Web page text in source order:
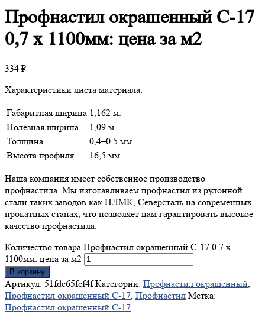
Профнастилокрашенный С-17
0,7 х 1100мм: цена за м2
334 ₽
Характеристики листа материала:
Габаритная ширина 1,162 м.
Полезная ширина
1,09 м.
Толщина
0,4–0,5 мм.
Высота профиля
16,5 мм.
Наша компания имеет собственное производство
профнастила. Мы изготавливаем профнастил из рулонной
стали таких заводов как НЛМК, Северсталь на современных
прокатных станах, что позволяет нам гарантировать высокое
качество профнастила.
Количество товара Профнастил окрашенный С-17 0,7 х
1100мм: цена за м2
В корзину
Артикул: 51fdc65fcf4f Категории: Профнастил окрашенный,
Профнастил окрашенный С-17, Профнастил Метка:
Профнастил окрашенный С-17